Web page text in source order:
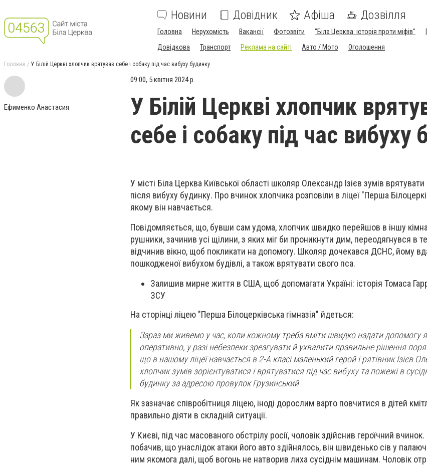
Новини Довідник Афіша Дозвілля
Головна Нерухомість Вакансії Фотозвіти "Біла Церква: історія проти міфів"
Довідкова
Транспорт Реклама на сайті Авто / Мото Оголошення
Головна У Білій Церкві хлопчик врятував себе і собаку під час вибуху будинку
Ефименко Анастасия
09:00, 5 квітня 2024 р.
У Білій Церкві хлопчик
себе і собаку під час вибуху
У місті Біла Церква Київської області школяр Олександр Ізієв зумів
після вибуху будинку. Про вчинок хлопчика розповіли в ліцеї "Перша
якому він навчається.
Повідомляється, що, бувши сам удома, хлопчик швидко перейшов в іншу
рушники, зачинив усі щілини, з яких міг би проникнути дим, переодягнувся в
відчинив вікно, щоб покликати на допомогу. Школяр дочекався ДСНС, йому
пошкодженої вибухом будівлі, а також врятувати свого пса.
Залишив мирне життя в США, щоб допомагати Україні: історія Томаса
ЗСУ
На сторінці ліцею "Перша Білоцерківська гімназія" йдеться:
Зараз ми живемо у час, коли кожному треба вміти швидко надати допомогу
оперативно, у разі небезпеки зреагувати й ухвалити правильне рішення
що в нашому ліцеї навчається в 2-А класі маленький герой і рятівник Ізієв
хлопчик зумів зорієнтуватися і врятуватися під час вибуху та пожежі в
будинку за адресою провулок Грузинський
Як зазначає співробітниця ліцею, іноді дорослим варто повчитися в дітей
правильно діяти в складній ситуації.
У Києві, під час масованого обстрілу росії, чоловік здійснив героїчний
побачив, що унаслідок атаки його авто здійнялось, він швиденько сів у
ним якомога далі, щоб вогонь не натворив лиха сусіднім машинам. Чоловік